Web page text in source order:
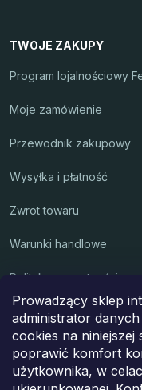
Prowadzący sklep
administrator
cookies na
poprawić komfort
użytkownika, w
TWOJE ZAKUPY
Program lojalnościowy
Moje zamówienie
Przewodnik zakupowy
Wysyłka i płatność
Zwrot towaru
Warunki handlowe
Polityka prywatności